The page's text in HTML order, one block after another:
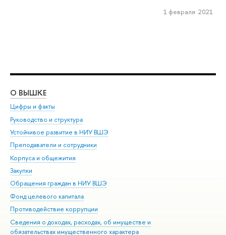
1 февраля 2021
О ВЫШКЕ
Цифры и факты
Руководство и структура
Устойчивое развитие в НИУ ВШЭ
Преподаватели и сотрудники
Корпуса и общежития
Закупки
Обращения граждан в НИУ ВШЭ
Фонд целевого капитала
Противодействие коррупции
Сведения о доходах, расходах, об имуществе и
обязательствах имущественного характера